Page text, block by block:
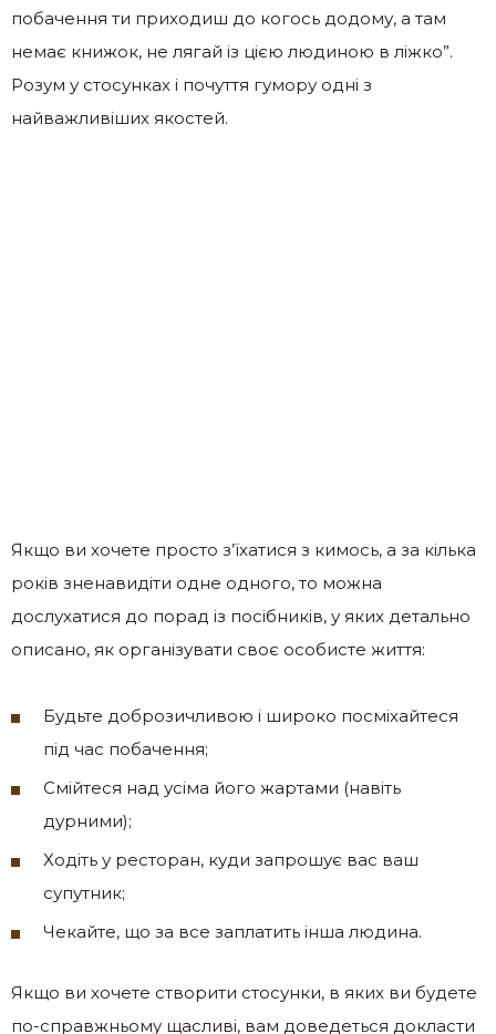
побачення ти приходиш до когось додому, а там
немає книжок, не лягай із цією людиною в ліжко”.
Розум у стосунках і почуття гумору одні з
найважливіших якостей.
Якщо ви хочете просто з’їхатися з кимось, а за кілька
років зненавидіти одне одного, то можна
дослухатися до порад із посібників, у яких детально
описано, як організувати своє особисте життя:
Будьте доброзичливою і широко посміхайтеся
під час побачення;
Смійтеся над усіма його жартами (навіть
дурними);
Ходіть у ресторан, куди запрошує вас ваш
супутник;
Чекайте, що за все заплатить інша людина.
Якщо ви хочете створити стосунки, в яких ви будете
по-справжньому щасливі, вам доведеться докласти